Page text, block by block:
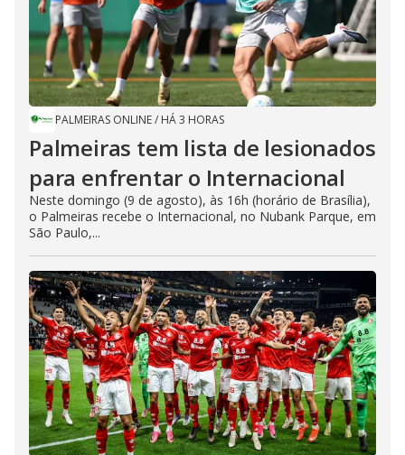
PALMEIRAS ONLINE/ HÁ 3 HORAS
Palmeiras tem lista de lesionados
para enfrentar o Internacional
Neste domingo (9 de agosto), às 16h (horário de Brasília),
o Palmeiras recebe o Internacional, no Nubank Parque, em
São Paulo,...